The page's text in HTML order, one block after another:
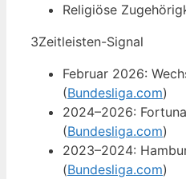
Religiöse
3Zeitleisten-Signal
Februar 2026:
(Bundesliga.com)
2024–2026:
(Bundesliga.com)
2023–2024:
(Bundesliga.com)